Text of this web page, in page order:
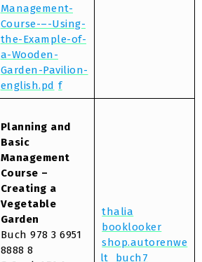
Management-
Course-–-Using-
the-Example-of-
a-Wooden-
Garden-Pavilion-
english.pd f
Planning and
Basic
Management
Course –
Creating a
Vegetable
Garden
Buch 978 3 6951
8888 8
thalia
booklooker
shop.autorenwe
lt
buch7